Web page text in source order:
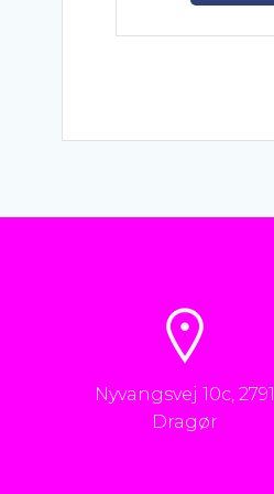
Nyvangsvej 10c, 2791
Dragør